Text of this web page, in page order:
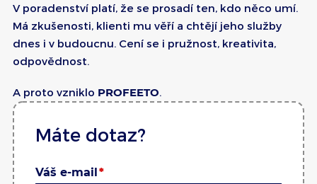
V poradenství platí, že se prosadí ten, kdo něco umí.
Má zkušenosti, klienti mu věří a chtějí jeho služby
dnes i v budoucnu. Cení se i pružnost, kreativita,
odpovědnost.
A proto vzniklo PROFEETO.
Máte dotaz?
Váš e-mail